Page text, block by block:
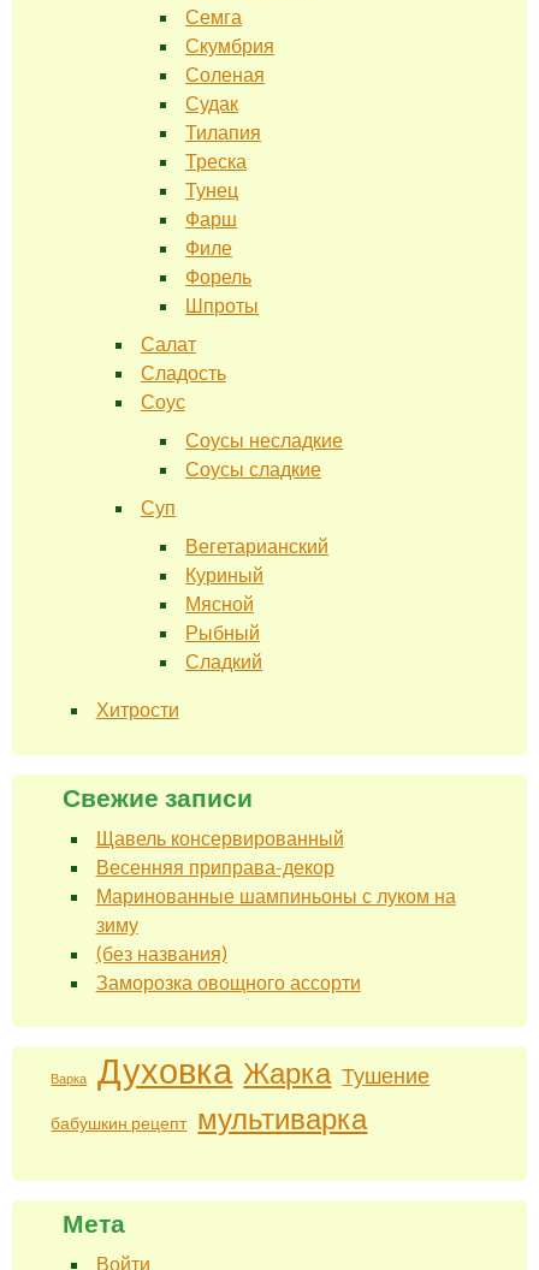
Семга
Скумбрия
Соленая
Судак
Тилапия
Треска
Тунец
Фарш
Филе
Форель
Шпроты
Салат
Сладость
Соус
Соусы несладкие
Соусы сладкие
Суп
Вегетарианский
Куриный
Мясной
Рыбный
Сладкий
Хитрости
Свежие записи
Щавель консервированный
Весенняя приправа-декор
Маринованные шампиньоны с луком на
зиму
(без названия)
Заморозка овощного ассорти
Варка Духовка Жарка Тушение
бабушкин рецепт мультиварка
Мета
Войти